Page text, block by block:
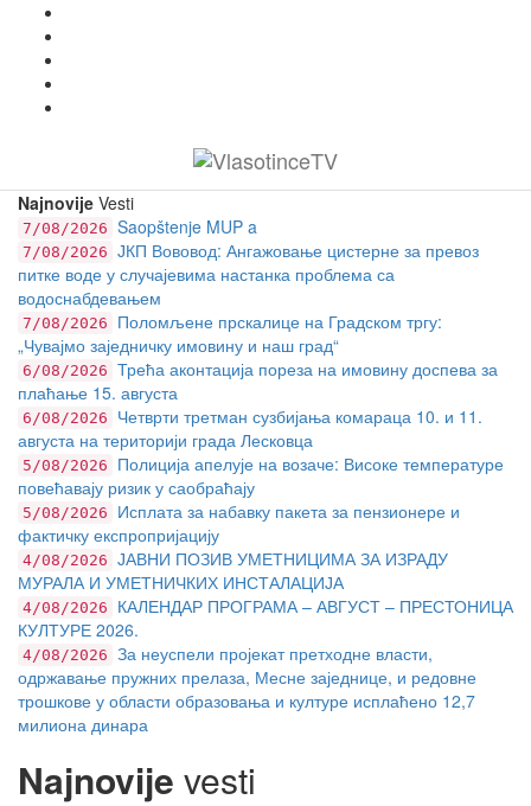
Najnovije Vesti
7/08/2026 Saopštenje MUP a
7/08/2026 ЈКП Вововод: Ангажовање цистерне за превоз
питке воде у случајевима настанка проблема са
водоснабдевањем
7/08/2026
Поломљене прскалице на Градском тргу:
„Чувајмо заједничку имовину и наш град“
6/08/2026 Трећа аконтација пореза на имовину доспева за
плаћање 15. августа
6/08/2026
Четврти третман сузбијања комараца 10. и 11.
августа на територији града Лесковца
5/08/2026
Полиција апелује на возаче: Високе температуре
повећавају ризик у саобраћају
5/08/2026
Исплата за набавку пакета за пензионере и
фактичку експропријацију
4/08/2026 ЈАВНИ ПОЗИВ УМЕТНИЦИМА ЗА ИЗРАДУ
МУРАЛА И УМЕТНИЧКИХ ИНСТАЛАЦИЈА
4/08/2026
КАЛЕНДАР ПРОГРАМА – АВГУСТ – ПРЕСТОНИЦА
КУЛТУРЕ 2026.
4/08/2026 За неуспели пројекат претходне власти,
одржавање пружних прелаза, Месне заједнице, и редовне
трошкове у области образовања и културе исплаћено 12,7
милиона динара
Najnovije vesti